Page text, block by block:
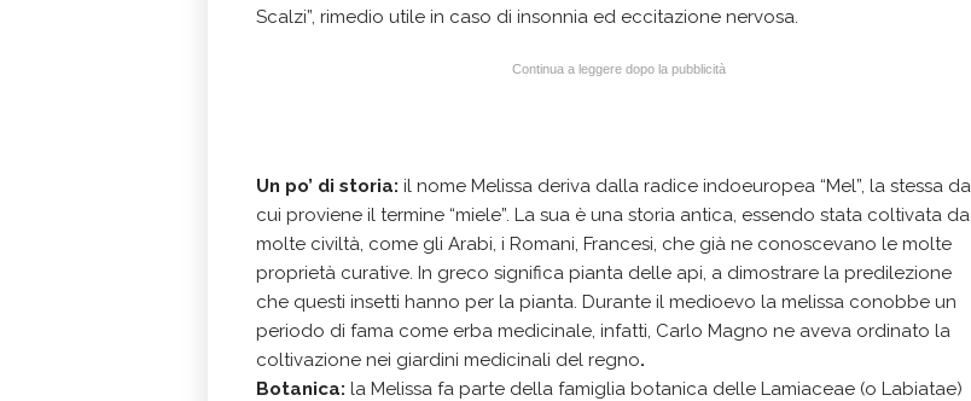
Scalzi”, rimedio utile in caso di insonnia ed eccitazione nervosa.
Continua a leggere dopo la pubblicità
Un po’ di storia: il nome Melissa deriva dalla radice indoeuropea “Mel”, la stessa da
cui proviene il termine “miele”. La sua è una storia antica, essendo stata coltivata da
molte civiltà, come gli Arabi, i Romani, Francesi, che già ne conoscevano le molte
proprietà curative. In greco significa pianta delle api, a dimostrare la predilezione
che questi insetti hanno per la pianta. Durante il medioevo la melissa conobbe un
periodo di fama come erba medicinale, infatti, Carlo Magno ne aveva ordinato la
coltivazione nei giardini medicinali del regno.
Botanica: la Melissa fa parte della famiglia botanica delle Lamiaceae (o Labiatae)